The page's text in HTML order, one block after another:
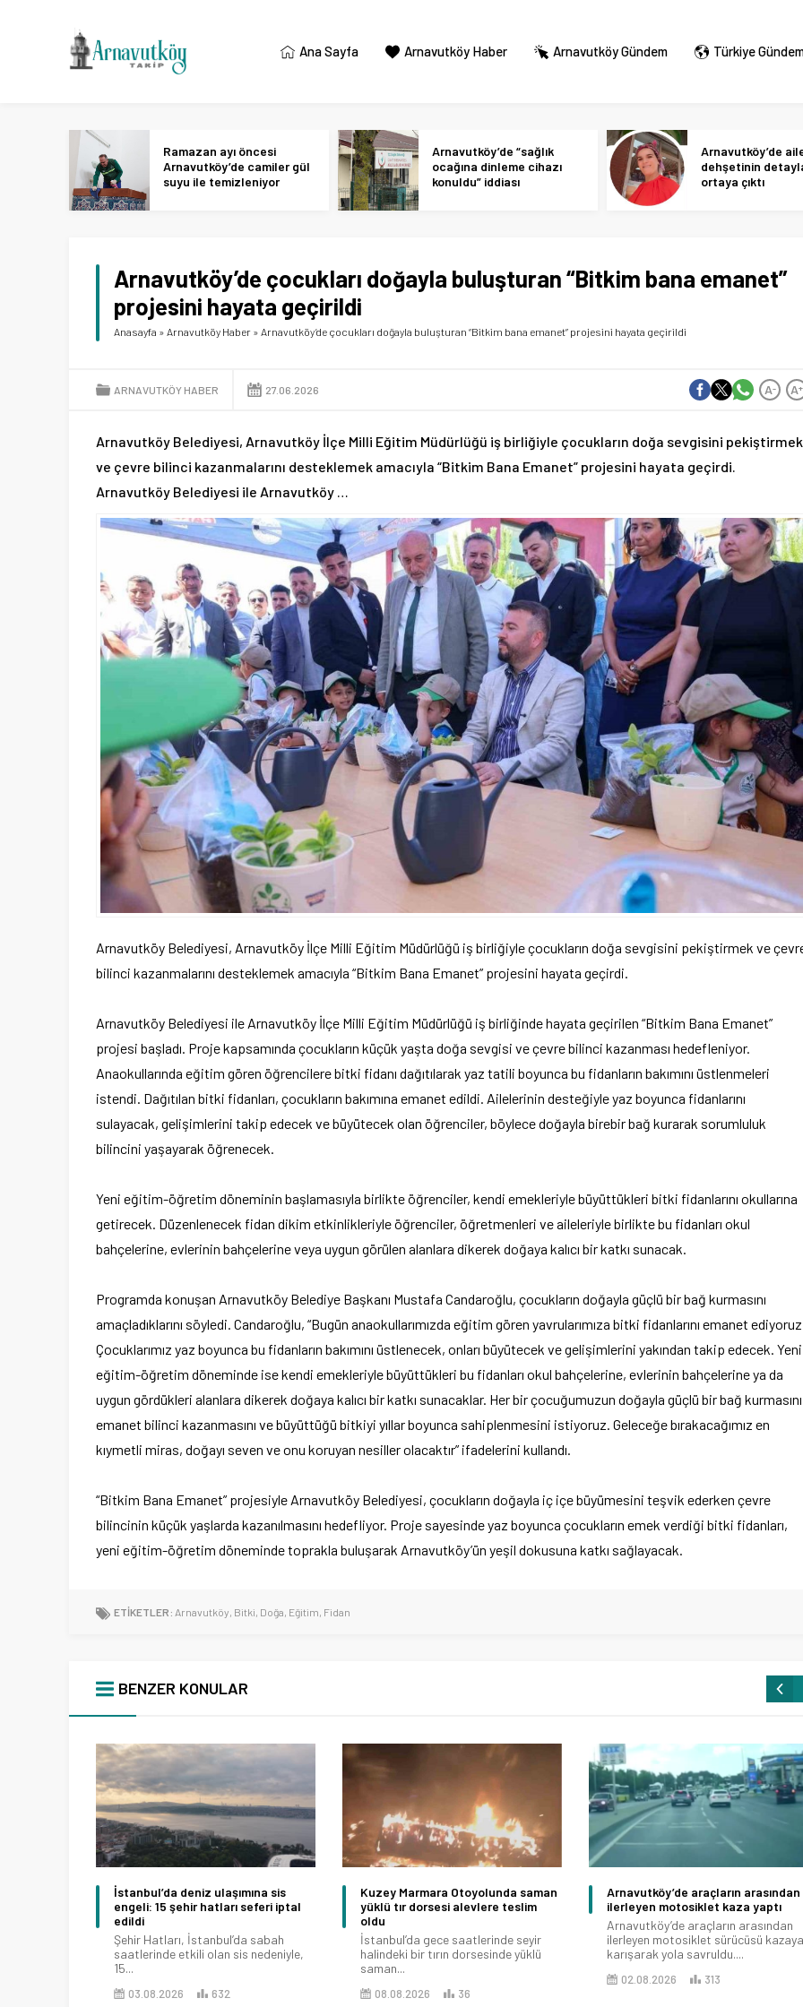
Ana Sayfa Arnavutköy Haber Arnavutköy Gündem Türkiye
Ramazan ayı öncesi
Arnavutköy’de camiler gül
suyu ile temizleniyor
Arnavutköy’de “sağlık
ocağına dinleme cihazı
konuldu” iddiası
Arnavutköy’de
dehşetinin
ortaya çıktı
Arnavutköy’de çocukları doğayla buluşturan “Bitkim bana emanet”
projesini hayata geçirildi
Anasayfa » Arnavutköy Haber » Arnavutköy’de çocukları doğayla buluşturan “Bitkim bana emanet” projesini hayata geçirildi
ARNAVUTKÖY HABER 27.06.2026 A+
A-
Arnavutköy Belediyesi, Arnavutköy İlçe Milli Eğitim Müdürlüğü iş birliğiyle çocukların doğa sevgisini pekiştirmek
ve çevre bilinci kazanmalarını desteklemek amacıyla “Bitkim Bana Emanet” projesini hayata geçirdi.
Arnavutköy Belediyesi ile Arnavutköy …
Arnavutköy Belediyesi, Arnavutköy İlçe Milli Eğitim Müdürlüğü iş birliğiyle çocukların doğa sevgisini pekiştirmek ve
bilinci kazanmalarını desteklemek amacıyla “Bitkim Bana Emanet” projesini hayata geçirdi.
Arnavutköy Belediyesi ile Arnavutköy İlçe Milli Eğitim Müdürlüğü iş birliğinde hayata geçirilen “Bitkim Bana Emanet”
projesi başladı. Proje kapsamında çocukların küçük yaşta doğa sevgisi ve çevre bilinci kazanması hedefleniyor.
Anaokullarında eğitim gören öğrencilere bitki fidanı dağıtılarak yaz tatili boyunca bu fidanların bakımını üstlenmeleri
istendi. Dağıtılan bitki fidanları, çocukların bakımına emanet edildi. Ailelerinin desteğiyle yaz boyunca fidanlarını
sulayacak, gelişimlerini takip edecek ve büyütecek olan öğrenciler, böylece doğayla birebir bağ kurarak sorumluluk
bilincini yaşayarak öğrenecek.
Yeni eğitim-öğretim döneminin başlamasıyla birlikte öğrenciler, kendi emekleriyle büyüttükleri bitki fidanlarını okullarına
getirecek. Düzenlenecek fidan dikim etkinlikleriyle öğrenciler, öğretmenleri ve aileleriyle birlikte bu fidanları okul
bahçelerine, evlerinin bahçelerine veya uygun görülen alanlara dikerek doğaya kalıcı bir katkı sunacak.
Programda konuşan Arnavutköy Belediye Başkanı Mustafa Candaroğlu, çocukların doğayla güçlü bir bağ kurmasını
amaçladıklarını söyledi. Candaroğlu, “Bugün anaokullarımızda eğitim gören yavrularımıza bitki fidanlarını emanet
Çocuklarımız yaz boyunca bu fidanların bakımını üstlenecek, onları büyütecek ve gelişimlerini yakından takip edecek. Yeni
eğitim-öğretim döneminde ise kendi emekleriyle büyüttükleri bu fidanları okul bahçelerine, evlerinin bahçelerine ya da
uygun gördükleri alanlara dikerek doğaya kalıcı bir katkı sunacaklar. Her bir çocuğumuzun doğayla güçlü bir bağ
emanet bilinci kazanmasını ve büyüttüğü bitkiyi yıllar boyunca sahiplenmesini istiyoruz. Geleceğe bırakacağımız en
kıymetli miras, doğayı seven ve onu koruyan nesiller olacaktır” ifadelerini kullandı.
“Bitkim Bana Emanet” projesiyle Arnavutköy Belediyesi, çocukların doğayla iç içe büyümesini teşvik ederken çevre
bilincinin küçük yaşlarda kazanılmasını hedefliyor. Proje sayesinde yaz boyunca çocukların emek verdiği bitki fidanları,
yeni eğitim-öğretim döneminde toprakla buluşarak Arnavutköy’ün yeşil dokusuna katkı sağlayacak.
ETİKETLER: Arnavutköy, Bitki, Doğa, Eğitim, Fidan
BENZER KONULAR
İstanbul’da deniz ulaşımına sis
engeli: 15 şehir hatları seferi iptal
edildi
Şehir Hatları, İstanbul’da sabah
saatlerinde etkili olan sis nedeniyle,
15...
03.08.2026 632
Kuzey Marmara Otoyolunda saman
yüklü tır dorsesi alevlere teslim
oldu
İstanbul’da gece saatlerinde seyir
halindeki bir tırın dorsesinde yüklü
saman...
08.08.2026 36
Arnavutköy’de araçların arasından
ilerleyen motosiklet kaza yaptı
Arnavutköy’de araçların arasından
ilerleyen motosiklet sürücüsü kazaya
karışarak yola savruldu....
02.08.2026 313